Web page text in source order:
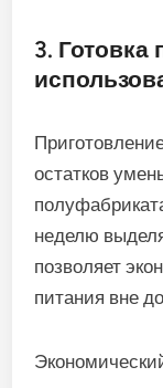
3.
остатков
неделю
позволяет
питания вне